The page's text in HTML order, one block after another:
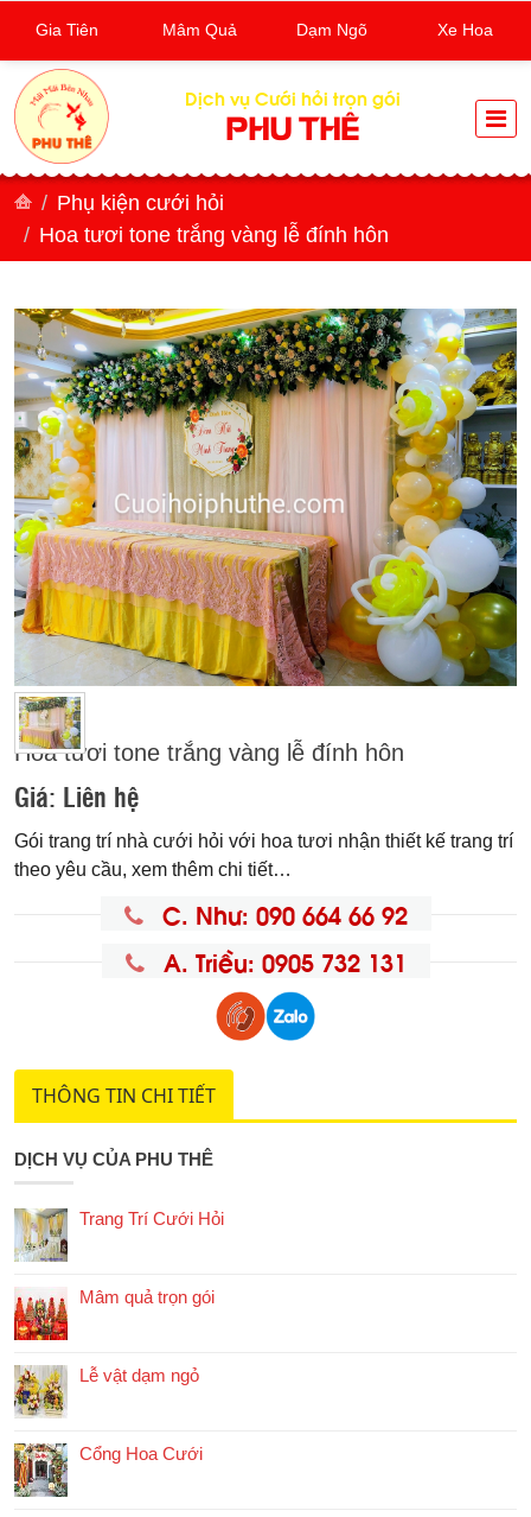
Dịch vụ Cưới hỏi trọn gói
PHU THÊ
Phụ kiện cưới hỏi
Hoa tươi tone trắng vàng lễ đính hôn
Hoa tươi tone trắng vàng lễ đính hôn
Giá: Liên hệ
Gói trang trí nhà cưới hỏi với hoa tươi nhận thiết kế trang trí
theo yêu cầu, xem thêm chi tiết…
C. Như: 090 664 66 92
A. Triều: 0905 732 131
THÔNG TIN CHI TIẾT
DỊCH VỤ CỦA PHU THÊ
Trang Trí Cưới Hỏi
Mâm quả trọn gói
Lễ vật dạm ngỏ
Cổng Hoa Cưới
Gia Tiên Mâm Quả Dạm Ngõ Xe Hoa